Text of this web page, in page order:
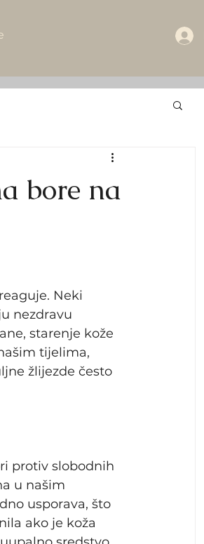
bore na
Neki
nezdravu
starenje kože
tijelima,
žlijezde često
protiv slobodnih
u našim
usporava, što
ako je koža